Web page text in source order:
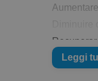
Se nuoti
Leggi